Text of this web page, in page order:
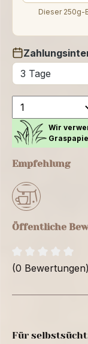
Dieser 250g-
auswählen
Wir
Empfehlung
Öffentliche
(0 Bewertungen)
Für